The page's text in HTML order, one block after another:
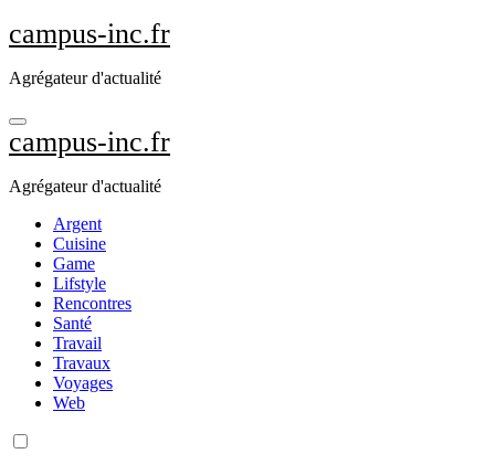
Aller
au
principal
campus-inc.fr
Agrégateur d'actualité
campus-inc.fr
Agrégateur d'actualité
Argent
Cuisine
Game
Lifstyle
Rencontres
Santé
Travail
Travaux
Voyages
Web